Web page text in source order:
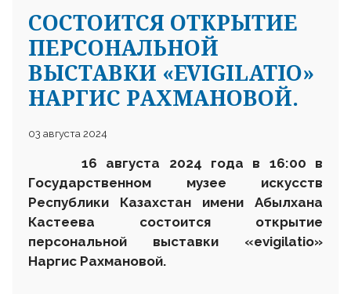
CОСТОИТСЯ ОТКРЫТИЕ
ПЕРСОНАЛЬНОЙ
ВЫСТАВКИ «EVIGILATIO»
НАРГИС РАХМАНОВОЙ.
03 августа 2024
16 августа 2024 года в 16:00 в
Государственном музее искусств
Республики Казахстан имени Абылхана
Кастеева состоится открытие
персональной выставки «evigilatio»
Наргис Рахмановой.